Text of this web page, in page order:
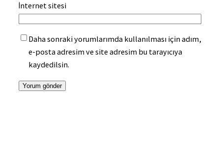
İnternet sitesi
Daha sonraki yorumlarımda kullanılması için adım,
e-posta adresim ve site adresim bu tarayıcıya
kaydedilsin.